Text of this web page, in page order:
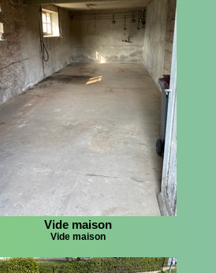
Vide maison
Vide maison